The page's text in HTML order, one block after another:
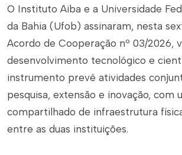
O Instituto Aiba e a Universidade
da Bahia (Ufob) assinaram, nesta
Acordo de Cooperação nº 03/2026,
desenvolvimento tecnológico e
instrumento prevê atividades
pesquisa, extensão e inovação, com
compartilhado de infraestrutura
entre as duas instituições.